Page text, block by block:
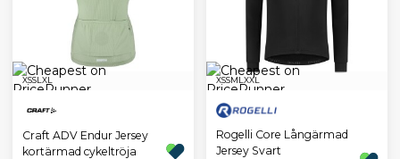
XSSL XL
Craft ADV Endur Jersey
kortärmad cykeltröja
XSSML XXL
Rogelli Core Långärmad
Jersey Svart